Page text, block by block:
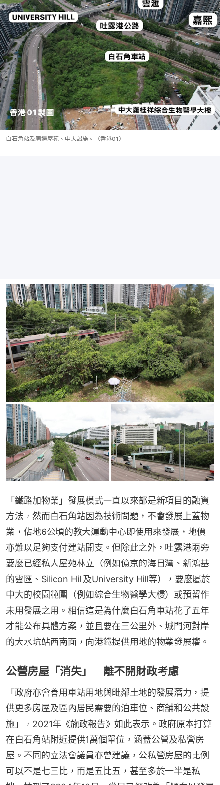
白石角站及周邊屋苑、中大設施。（香港01）
「鐵路加物業」發展模式一直以來都是新項目的融資
方法，然而白石角站因為技術問題，不會發展上蓋物
業，佔地6公頃的教大運動中心即使用來發展，地價
亦難以足夠支付建站開支。但除此之外，吐露港兩旁
要麼已經私人屋苑林立（例如億京的海日灣、新鴻基
的雲匯、Silicon Hill及University Hill等），要麼屬於
中大的校園範圍（例如綜合生物醫學大樓）或預留作
未用發展之用。相信這是為什麼白石角車站花了五年
才能公布具體方案，並且要在三公里外、城門河對岸
的大水坑站西南面，向港鐵提供用地的物業發展權。
公營房屋「消失」 離不開財政考慮
「政府亦會善用車站用地與毗鄰土地的發展潛力，提
供更多房屋及區內居民需要的泊車位、商舖和公共設
施」，2021年《施政報告》如此表示。政府原本打算
在白石角站附近提供1萬個單位，涵蓋公營及私營房
屋。不同的立法會議員亦曾建議，公私營房屋的比例
可以不是七三比，而是五比五，甚至多於一半是私